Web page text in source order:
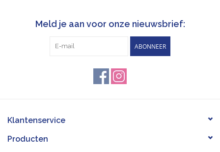
Kwalitatieve verpakking
Meld je aan voor onze nieuwsbrief:
ABONNEER
Klantenservice
Producten